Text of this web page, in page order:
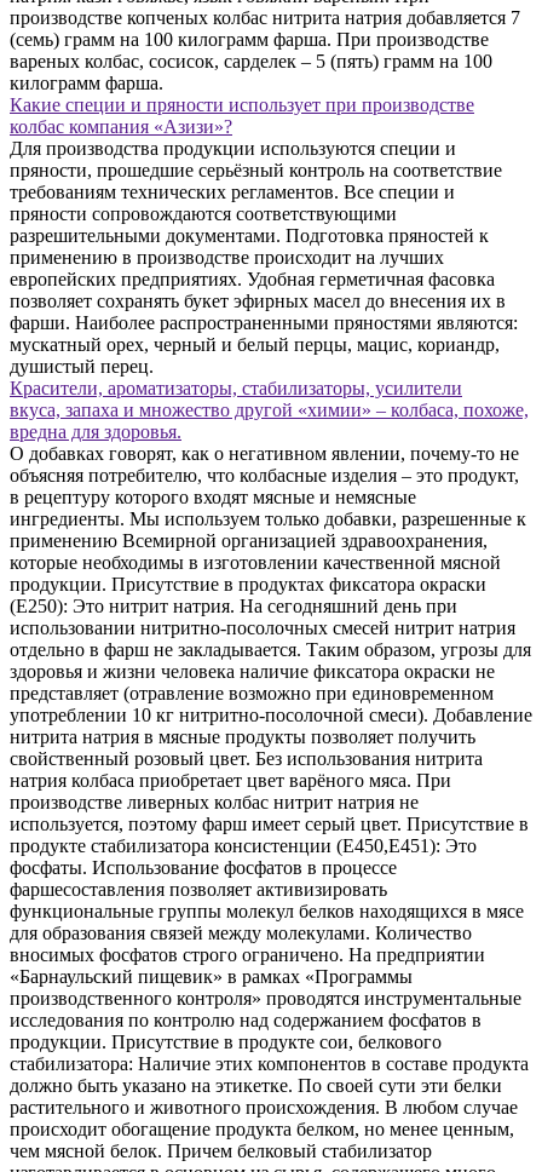
производстве копченых колбас нитрита натрия добавляется 7
(семь) грамм на 100 килограмм фарша. При производстве
вареных колбас, сосисок, сарделек – 5 (пять) грамм на 100
килограмм фарша.
Какие специи и пряности использует при производстве
колбас компания «Азизи»?
Для производства продукции используются специи и
пряности, прошедшие серьёзный контроль на соответствие
требованиям технических регламентов. Все специи и
пряности сопровождаются соответствующими
разрешительными документами. Подготовка пряностей к
применению в производстве происходит на лучших
европейских предприятиях. Удобная герметичная фасовка
позволяет сохранять букет эфирных масел до внесения их в
фарши. Наиболее распространенными пряностями являются:
мускатный орех, черный и белый перцы, мацис, кориандр,
душистый перец.
Красители, ароматизаторы, стабилизаторы, усилители
вкуса, запаха и множество другой «химии» – колбаса, похоже,
вредна для здоровья.
О добавках говорят, как о негативном явлении, почему-то не
объясняя потребителю, что колбасные изделия – это продукт,
в рецептуру которого входят мясные и немясные
ингредиенты. Мы используем только добавки, разрешенные к
применению Всемирной организацией здравоохранения,
которые необходимы в изготовлении качественной мясной
продукции. Присутствие в продуктах фиксатора окраски
(Е250): Это нитрит натрия. На сегодняшний день при
использовании нитритно-посолочных смесей нитрит натрия
отдельно в фарш не закладывается. Таким образом, угрозы для
здоровья и жизни человека наличие фиксатора окраски не
представляет (отравление возможно при единовременном
употреблении 10 кг нитритно-посолочной смеси). Добавление
нитрита натрия в мясные продукты позволяет получить
свойственный розовый цвет. Без использования нитрита
натрия колбаса приобретает цвет варёного мяса. При
производстве ливерных колбас нитрит натрия не
используется, поэтому фарш имеет серый цвет. Присутствие в
продукте стабилизатора консистенции (Е450,Е451): Это
фосфаты. Использование фосфатов в процессе
фаршесоставления позволяет активизировать
функциональные группы молекул белков находящихся в мясе
для образования связей между молекулами. Количество
вносимых фосфатов строго ограничено. На предприятии
«Барнаульский пищевик» в рамках «Программы
производственного контроля» проводятся инструментальные
исследования по контролю над содержанием фосфатов в
продукции. Присутствие в продукте сои, белкового
стабилизатора: Наличие этих компонентов в составе продукта
должно быть указано на этикетке. По своей сути эти белки
растительного и животного происхождения. В любом случае
происходит обогащение продукта белком, но менее ценным,
чем мясной белок. Причем белковый стабилизатор